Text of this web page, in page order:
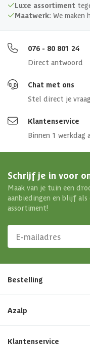
Luxe assortiment
Maatwerk: We maken
076 - 80 801 24
Direct antwoord
Chat met ons
Stel direct je vraag
Klantenservice
Binnen 1 werkdag
Schrijf je in voor
Maak van je tuin een
aanbiedingen en blijf als
assortiment!
Bestelling
Azalp
Klantenservice